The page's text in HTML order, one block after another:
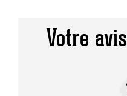
Votre